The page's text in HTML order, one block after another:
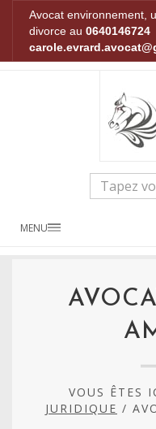
Avocat environnement,
divorce au 0640146724
MENU
VOUS ÊTES
JURIDIQUE /